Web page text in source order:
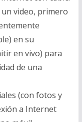
un video, primero
en su
en vivo) para
de una
(con fotos y
a Internet